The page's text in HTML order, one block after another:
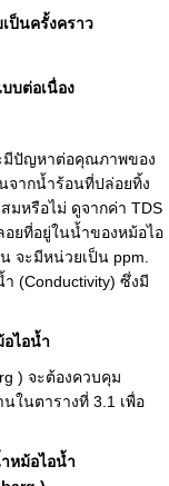
ป็นครั้งคราว
บต่อเนื่อง
มีปัญหาต่อคุณภาพของ
จากน้ำร้อนที่ปล่อยทิ้ง
มหรือไม่ ดูจากค่า TDS
ยที่อยู่ในน้ำของหม้อไอ
จะมีหน่วยเป็น ppm.
(Conductivity) ซึ่งมี
ไอน้ำ
) จะต้องควบคุม
ในตารางที่ 3.1 เพื่อ
หม้อไอน้ำ